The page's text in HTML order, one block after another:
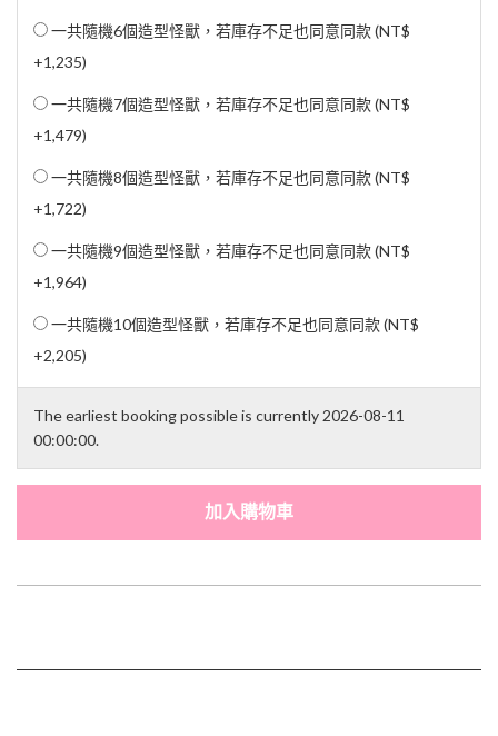
一共隨機6個造型怪獸，若庫存不足也同意同款 (NT$
+1,235)
一共隨機7個造型怪獸，若庫存不足也同意同款 (NT$
+1,479)
一共隨機8個造型怪獸，若庫存不足也同意同款 (NT$
+1,722)
一共隨機9個造型怪獸，若庫存不足也同意同款 (NT$
+1,964)
一共隨機10個造型怪獸，若庫存不足也同意同款 (NT$
+2,205)
The earliest booking possible is currently 2026-08-11
00:00:00.
加入購物車